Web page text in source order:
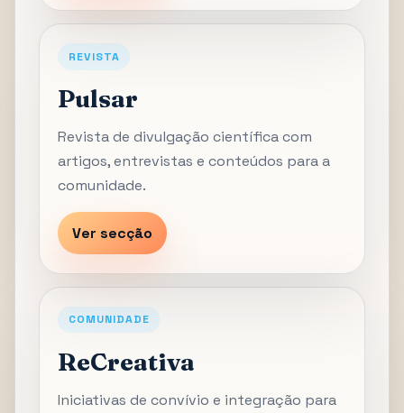
REVISTA
Pulsar
Revista de divulgação científica com
artigos, entrevistas e conteúdos para a
comunidade.
Ver secção
COMUNIDADE
ReCreativa
Iniciativas de convívio e integração para